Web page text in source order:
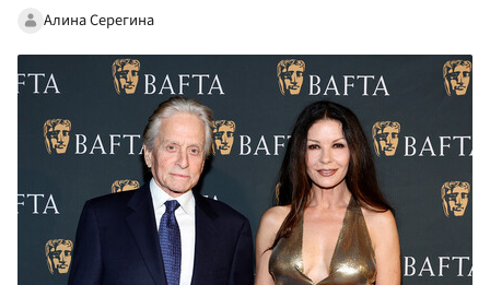
Алина Серегина